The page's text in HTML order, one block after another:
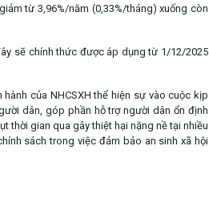
từ 3,96%/năm (0,33%/tháng) xuống còn
sẽ chính thức được áp dụng từ 1/12/2025
của NHCSXH thể hiện sự vào cuộc kịp
dân, góp phần hỗ trợ người dân ổn định
thời gian qua gây thiệt hại nặng nề tại nhiều
sách trong việc đảm bảo an sinh xã hội